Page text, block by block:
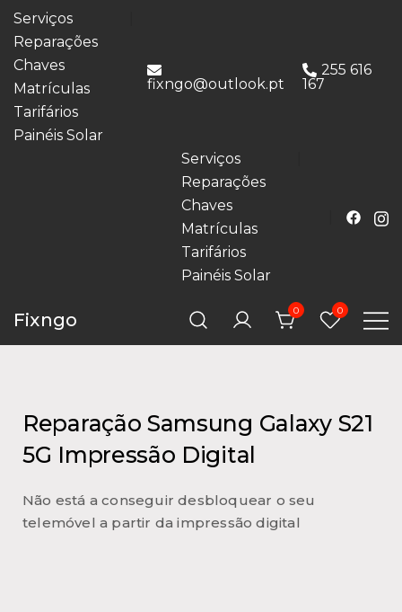
Serviços
Reparações
Chaves
Matrículas
Tarifários
Painéis Solar
fixngo@outlook.pt
255 616
167
Serviços
Reparações
Chaves
Matrículas
Tarifários
Painéis Solar
Fixngo 0 0
Reparação Samsung Galaxy S21
5G Impressão Digital
Não está a conseguir desbloquear o seu
telemóvel a partir da impressão digital